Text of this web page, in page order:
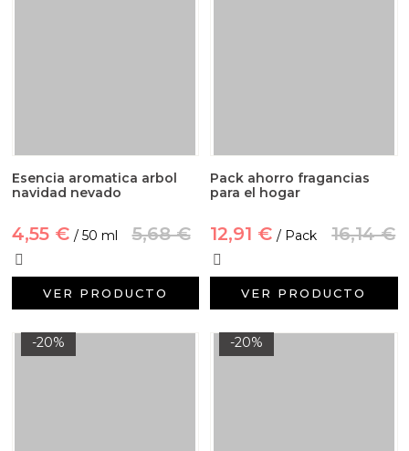
Esencia aromatica arbol
navidad nevado
4,55 € / 50 ml 5,68 €
VER PRODUCTO
Pack ahorro fragancias
para el hogar
12,91 € / Pack 16,14 €
VER PRODUCTO
-20% -20%